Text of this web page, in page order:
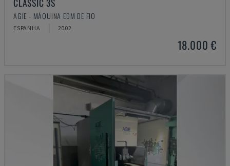
AGIE - MÁQUINA EDM DE FIO
ESPANHA 2002
18.000 €